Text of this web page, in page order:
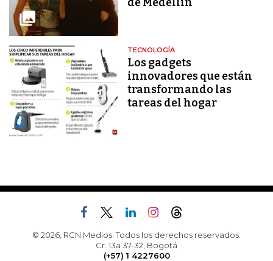
TECNOLOGÍA
Los gadgets
innovadores que están
transformando las
tareas del hogar
© 2026, RCN Medios. Todos los derechos reservados.
Cr. 13a 37-32, Bogotá
(+57) 1 4227600